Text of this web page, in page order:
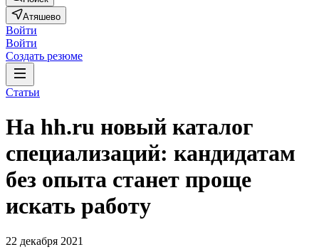
Атяшево
Войти
Войти
Создать резюме
Статьи
На hh.ru новый каталог
специализаций: кандидатам
без опыта станет проще
искать работу
22 декабря 2021